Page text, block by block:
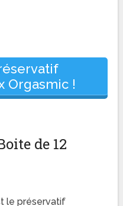
Orgasmic !
de 12
le préservatif